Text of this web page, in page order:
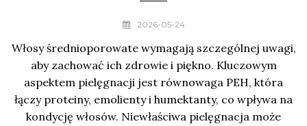
2026-05-24
Włosy średnioporowate wymagają szczególnej uwagi,
aby zachować ich zdrowie i piękno. Kluczowym
aspektem pielęgnacji jest równowaga PEH, która
łączy proteiny, emolienty i humektanty, co wpływa na
kondycję włosów. Niewłaściwa pielęgnacja może